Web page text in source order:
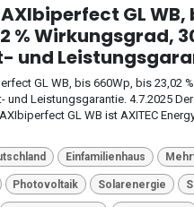
GL WB,
% Wirkungsgrad,
und
GL WB, bis 660Wp, bis 23,02
und Leistungsgarantie. 4.7.2025
GL WB ist AXITEC
Einfamilienhaus
Photovoltaik Solarenergie